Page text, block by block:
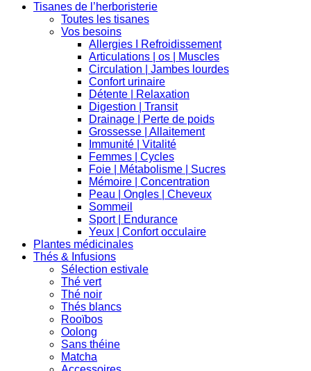
Tisanes de l’herboristerie
Toutes les tisanes
Vos besoins
Allergies I Refroidissement
Articulations | os | Muscles
Circulation | Jambes lourdes
Confort urinaire
Détente | Relaxation
Digestion | Transit
Drainage | Perte de poids
Grossesse | Allaitement
Immunité | Vitalité
Femmes | Cycles
Foie | Métabolisme | Sucres
Mémoire | Concentration
Peau | Ongles | Cheveux
Sommeil
Sport | Endurance
Yeux | Confort occulaire
Plantes médicinales
Thés & Infusions
Sélection estivale
Thé vert
Thé noir
Thés blancs
Rooïbos
Oolong
Sans théine
Matcha